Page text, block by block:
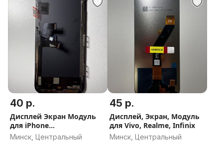
40 р.
Дисплей Экран Модуль
для iPhone
5/6/7/8/X/XR/XS/11/12/13/1
Минск, Центральный
45 р.
Дисплей, Экран, Модуль
для Vivo, Realme, Infinix
Минск, Центральный